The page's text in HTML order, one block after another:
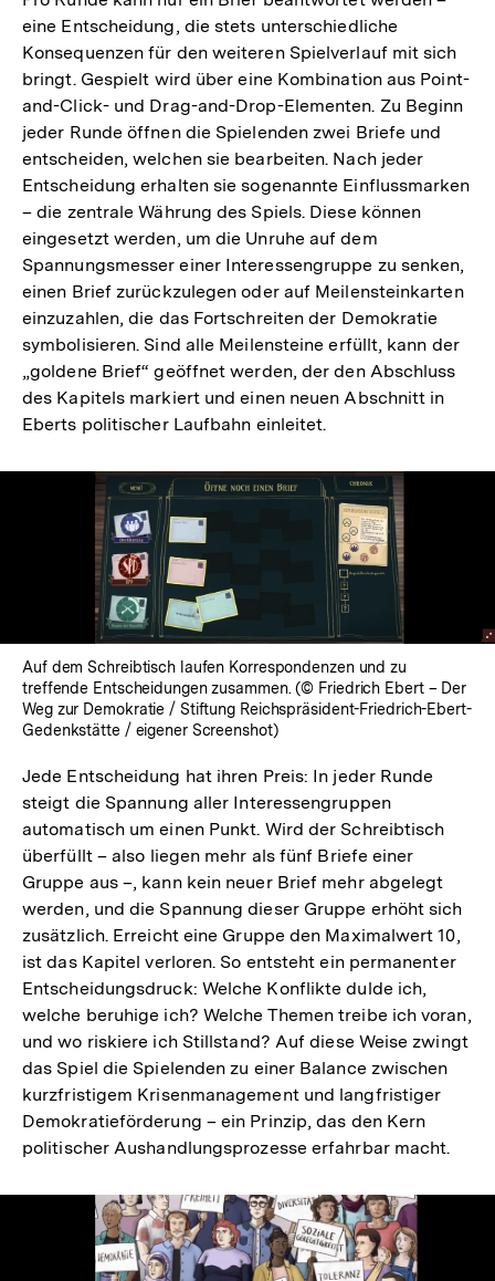
eine Entscheidung, die stets unterschiedliche
Konsequenzen für den weiteren Spielverlauf mit sich
bringt. Gespielt wird über eine Kombination aus Point-
and-Click- und Drag-and-Drop-Elementen. Zu Beginn
jeder Runde öffnen die Spielenden zwei Briefe und
entscheiden, welchen sie bearbeiten. Nach jeder
Entscheidung erhalten sie sogenannte Einflussmarken
– die zentrale Währung des Spiels. Diese können
eingesetzt werden, um die Unruhe auf dem
Spannungsmesser einer Interessengruppe zu senken,
einen Brief zurückzulegen oder auf Meilensteinkarten
einzuzahlen, die das Fortschreiten der Demokratie
symbolisieren. Sind alle Meilensteine erfüllt, kann der
„goldene Brief“ geöffnet werden, der den Abschluss
des Kapitels markiert und einen neuen Abschnitt in
Eberts politischer Laufbahn einleitet.
Auf dem Schreibtisch laufen Korrespondenzen und zu
treffende Entscheidungen zusammen. (© Friedrich Ebert – Der
Weg zur Demokratie / Stiftung Reichspräsident-Friedrich-Ebert-
Gedenkstätte / eigener Screenshot)
Jede Entscheidung hat ihren Preis: In jeder Runde
steigt die Spannung aller Interessengruppen
automatisch um einen Punkt. Wird der Schreibtisch
überfüllt – also liegen mehr als fünf Briefe einer
Gruppe aus –, kann kein neuer Brief mehr abgelegt
werden, und die Spannung dieser Gruppe erhöht sich
zusätzlich. Erreicht eine Gruppe den Maximalwert 10,
ist das Kapitel verloren. So entsteht ein permanenter
Entscheidungsdruck: Welche Konflikte dulde ich,
welche beruhige ich? Welche Themen treibe ich voran,
und wo riskiere ich Stillstand? Auf diese Weise zwingt
das Spiel die Spielenden zu einer Balance zwischen
kurzfristigem Krisenmanagement und langfristiger
Demokratieförderung – ein Prinzip, das den Kern
politischer Aushandlungsprozesse erfahrbar macht.